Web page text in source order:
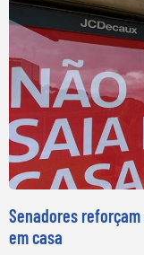
Senadores
em casa